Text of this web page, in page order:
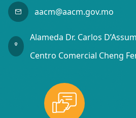
aacm@aacm.gov.mo
Alameda Dr. Carlos
Centro Comercial Cheng